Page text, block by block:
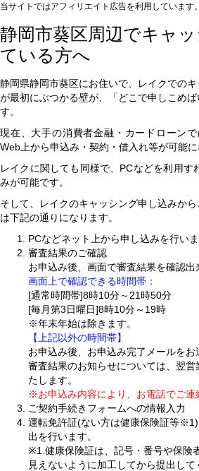
当サイトではアフィリエイト広告を利用しています。
静岡市葵区周辺でキャ
ている方へ
静岡県静岡市葵区にお住いで、レイクでの
が最初にぶつかる壁が、「どこで申しこめ
す。
現在、大手の消費者金融・カードローンで
Web上から申込み・契約・借入れ等が可能に
レイクに関しても同様で、PCなどを利用す
みが可能です。
そして、レイクのキャッシング申し込みか
は下記の通りになります。
PCなどネット上から申し込みを行いま
審査結果のご確認
お申込み後、画面で審査結果を確認出
画面上で確認できる時間帯：
[通常時間帯]8時10分～21時50分
[毎月第3日曜日]8時10分～19時
※年末年始は除きます。
【上記以外の時間帯】
お申込み後、お申込み完了メールをお
審査結果のお知らせについては、翌
たします。
※お申込み内容により、お電話でご連
ご契約手続きフォームへの情報入力
運転免許証(ない方は健康保険証等
出を行います。
※1.健康保険証は、記号・番号や保険
見えないように加工してから提出して